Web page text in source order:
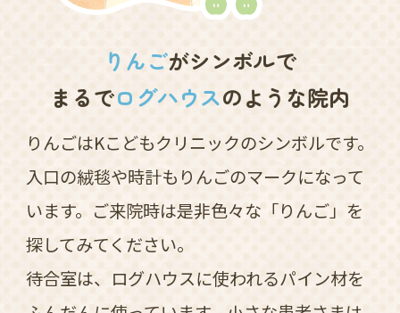
りんごがシンボルで
まるでログハウスのような院内
りんごはKこどもクリニックのシンボルです。
入口の絨毯や時計もりんごのマークになって
います。ご来院時は是非色々な「りんご」を
探してみてください。
待合室は、ログハウスに使われるパイン材を